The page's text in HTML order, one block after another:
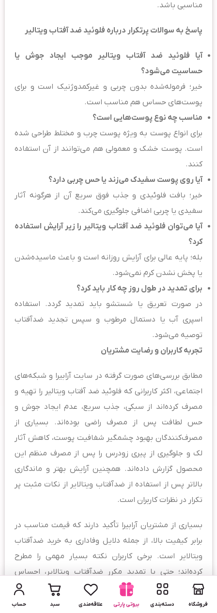
مناسبی باشد.
پاسخ به سوالات پرتکرار درباره فلوئید ضد آفتاب ویتالیر
آیا فلوئید ضد آفتاب ویتالیر موجب ایجاد جوش یا
حساسیت می‌شود؟
خیر؛ فرموله‌شده بدون چربی و غیرکمدوژنیک است و برای
پوست‌های حساس هم مناسب است.
مناسب چه نوع پوست‌هایی است؟
برای انواع پوست به ویژه پوست چرب و مختلط طراحی شده
است. پوست خشک و معمولی هم می‌توانند از آن استفاده
کنند.
آیا روی پوست سفیدک می‌زند یا حس چربی دارد؟
خیر؛ بافت فلوئیدی و جذب فوق سریع آن از هرگونه آثار
سفیدی یا چربی اضافی جلوگیری می‌کند.
آیا می‌توان فلوئید ضد آفتاب ویتالیر را زیر آرایش استفاده
کرد؟
بله؛ پایه عالی برای آرایش روزانه است و باعث ماسیده‌شدن
یا پخش نشدن کرم نمی‌شود.
برای تمدید در طول روز چه کار باید کرد؟
در صورت تعریق یا شستشو باید تمدید گردد. استفاده
اسپری آب یا دستمال مرطوب و سپس تجدید ضدآفتاب
توصیه می‌شود.
تجربه کاربران و رضایت مشتریان
مطابق بررسی‌های صورت گرفته در سایت آرابیرا و شبکه‌های
اجتماعی، اکثر کاربرانی که فلوئید ضد آفتاب ویتالیر را تهیه و
مصرف کرده‌اند از سبکی، جذب سریع، عدم ایجاد جوش و
حس لطافت پس از مصرف راضی بوده‌اند. بسیاری از
مصرف‌کنندگان بهبود چشمگیر شفافیت پوست، کاهش آثار
لک و جلوگیری از پیری زودرس را پس از مصرف منظم این
محصول گزارش داده‌اند. همچنین آرایش بهتر و ماندگاری
بالاتر پس از استفاده از ضدآفتاب ویتالایر از نکات مثبت پر
تکرار در نظرات کاربران است.
بسیاری از مشتریان آرابیرا تأکید دارند که قیمت مناسب در
برابر کیفیت بالا، از جمله دلایل وفاداری به خرید ضدآفتاب
ویتالایر است. برخی کاربران نکته بسیار مهمی را مطرح
کرده‌اند؛ حتی با تمدید مکرر ضدآفتاب ویتالایر، احساس
سنگینی یا منافذ بسته تجربه نمی‌کنند.
فروشگاه دسته‌بندی بیوتی پارتی علاقه‌مندی سبد حساب